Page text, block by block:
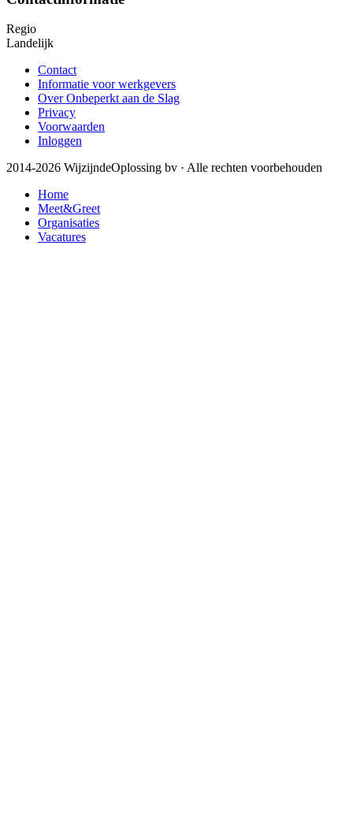
Regio
Landelijk
Contact
Informatie voor werkgevers
Over Onbeperkt aan de Slag
Privacy
Voorwaarden
Inloggen
2014-2026 WijzijndeOplossing bv · Alle rechten voorbehouden
Home
Meet&Greet
Organisaties
Vacatures